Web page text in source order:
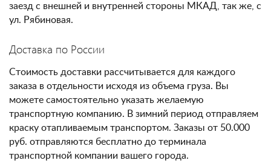
заезд с внешней и внутренней стороны МКАД, так же, с
ул. Рябиновая.
Доставка по России
Стоимость доставки рассчитывается для каждого
заказа в отдельности исходя из объема груза. Вы
можете самостоятельно указать желаемую
транспортную компанию. В зимний период отправляем
краску отапливаемым транспортом. Заказы от 50.000
руб. отправляются бесплатно до терминала
транспортной компании вашего города.